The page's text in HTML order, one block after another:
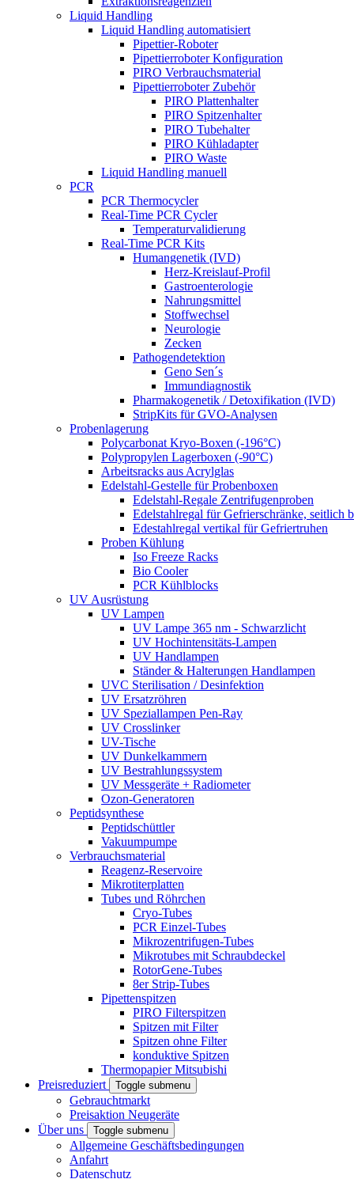
Liquid Handling
Liquid Handling automatisiert
Pipettier-Roboter
Pipettierroboter Konfiguration
PIRO Verbrauchsmaterial
Pipettierroboter Zubehör
PIRO Plattenhalter
PIRO Spitzenhalter
PIRO Tubehalter
PIRO Kühladapter
PIRO Waste
Liquid Handling manuell
PCR
PCR Thermocycler
Real-Time PCR Cycler
Temperaturvalidierung
Real-Time PCR Kits
Humangenetik (IVD)
Herz-Kreislauf-Profil
Gastroenterologie
Nahrungsmittel
Stoffwechsel
Neurologie
Zecken
Pathogendetektion
Geno Sen´s
Immundiagnostik
Pharmakogenetik / Detoxifikation (IVD)
StripKits für GVO-Analysen
Probenlagerung
Polycarbonat Kryo-Boxen (-196°C)
Polypropylen Lagerboxen (-90°C)
Arbeitsracks aus Acrylglas
Edelstahl-Gestelle für Probenboxen
Edelstahl-Regale Zentrifugenproben
Edelstahlregal für Gefrierschränke, seitlich
Edestahlregal vertikal für Gefriertruhen
Proben Kühlung
Iso Freeze Racks
Bio Cooler
PCR Kühlblocks
UV Ausrüstung
UV Lampen
UV Lampe 365 nm - Schwarzlicht
UV Hochintensitäts-Lampen
UV Handlampen
Ständer & Halterungen Handlampen
UVC Sterilisation / Desinfektion
UV Ersatzröhren
UV Speziallampen Pen-Ray
UV Crosslinker
UV-Tische
UV Dunkelkammern
UV Bestrahlungssystem
UV Messgeräte + Radiometer
Ozon-Generatoren
Peptidsynthese
Peptidschüttler
Vakuumpumpe
Verbrauchsmaterial
Reagenz-Reservoire
Mikrotiterplatten
Tubes und Röhrchen
Cryo-Tubes
PCR Einzel-Tubes
Mikrozentrifugen-Tubes
Mikrotubes mit Schraubdeckel
RotorGene-Tubes
8er Strip-Tubes
Pipettenspitzen
PIRO Filterspitzen
Spitzen mit Filter
Spitzen ohne Filter
konduktive Spitzen
Thermopapier Mitsubishi
Preisreduziert
Toggle submenu
Gebrauchtmarkt
Preisaktion Neugeräte
Über uns
Toggle submenu
Allgemeine Geschäftsbedingungen
Anfahrt
Datenschutz